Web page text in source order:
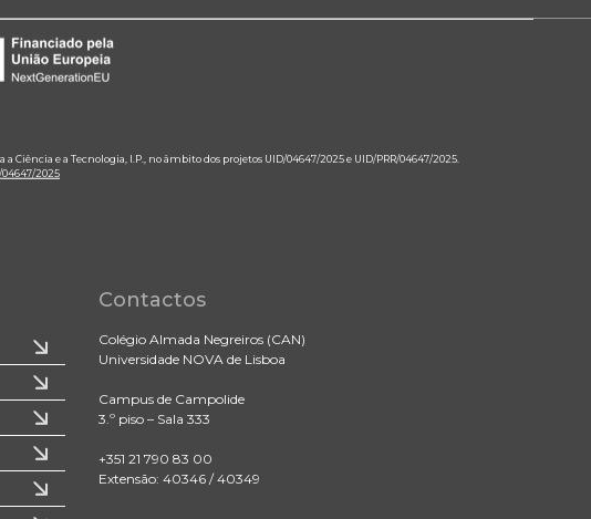
e a Tecnologia, I.P., no âmbito dos projetos UID/04647/2025 e UID/PRR/04647/2025.
04647/2025
Contactos
Colégio Almada Negreiros (CAN)
Universidade NOVA de Lisboa
Campus de Campolide
3.º piso – Sala 333
+351 21 790 83 00
Extensão: 40346 / 40349